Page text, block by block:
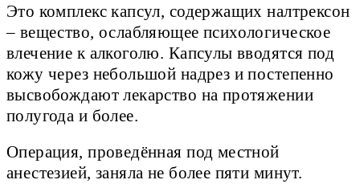
Это комплекс капсул, содержащих налтрексон
– вещество, ослабляющее психологическое
влечение к алкоголю. Капсулы вводятся под
кожу через небольшой надрез и постепенно
высвобождают лекарство на протяжении
полугода и более.
Операция, проведённая под местной
анестезией, заняла не более пяти минут.